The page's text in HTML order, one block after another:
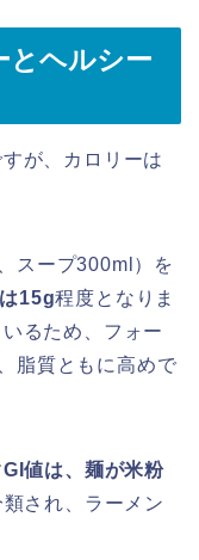
とヘルシー
が、カロリーは
スープ300ml）を
15g程度となりま
るため、フォー
脂質ともに高めで
GI値は、麺が米粉
類され、ラーメン